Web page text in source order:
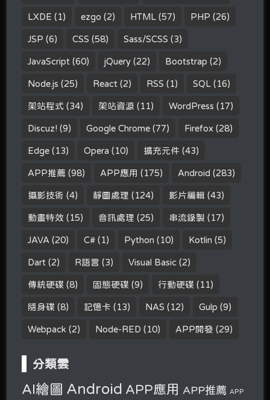
LXDE (1) ezgo (2) HTML (57) PHP (26)
JSP (6) CSS (58) Sass/SCSS (3)
JavaScript (60) jQuery (22) Bootstrap (2)
Node.js (25) React (2) RSS (1) SQL (16)
架站程式 (34) 架站資源 (11) WordPress (17)
Discuz! (9) Google Chrome (77) Firefox (28)
Edge (13) Opera (10) 擴充元件 (43)
APP推薦 (98) APP應用 (175) Android (283)
攝影技術 (4) 靜圖處理 (124) 影片編輯 (43)
動畫特效 (15) 音訊處理 (25) 串流錄製 (17)
JAVA (20) C# (1) Python (10) Kotlin (5)
Dart (2) R語言 (3) Visual Basic (2)
傳統硬碟 (8) 固態硬碟 (9) 行動硬碟 (11)
隨身碟 (8) 記憶卡 (13) NAS (12) Gulp (9)
Webpack (2) Node-RED (10) APP開發 (29)
分類雲
AI繪圖 Android APP應用 APP推薦 APP